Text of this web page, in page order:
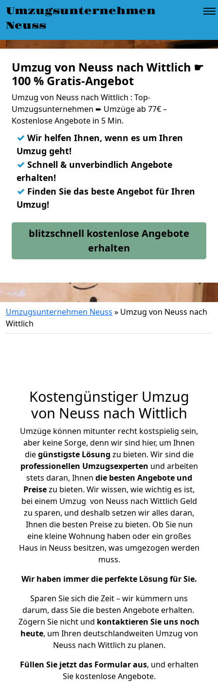
Umzugsunternehmen
Neuss
Umzug von Neuss nach Wittlich ☛
100 % Gratis-Angebot
Umzug von Neuss nach Wittlich : Top-
Umzugsunternehmen ➨ Umzüge ab 77€ –
Kostenlose Angebote in 5 Min.
✓ Wir helfen Ihnen, wenn es um Ihren
Umzug geht!
✓ Schnell & unverbindlich Angebote
erhalten!
✓ Finden Sie das beste Angebot für Ihren
Umzug!
blitzschnell kostenlose Angebote
erhalten
Umzugsunternehmen Neuss » Umzug von Neuss nach
Wittlich
Kostengünstiger Umzug
von Neuss nach Wittlich
Umzüge können mitunter recht kostspielig sein,
aber keine Sorge, denn wir sind hier, um Ihnen
diegünstigste Lösung zu bieten. Wir sind die
professionellen Umzugsexperten und arbeiten
stets daran, Ihnen die besten Angebote und
Preisezu bieten. Wir wissen, wie wichtig es ist,
bei einem Umzug von Neuss nach Wittlich Geld
zu sparen, und deshalb setzen wir alles daran,
Ihnen die besten Preise zu bieten. Ob Sie nun
eine kleine Wohnung haben oder ein großes
Haus in Neuss besitzen, was umgezogen werden
muss.
Wir haben immer die perfekte Lösung für Sie.
Sparen Sie sich die Zeit – wir kümmern uns
darum, dass Sie die besten Angebote erhalten.
Zögern Sie nicht und kontaktieren Sie uns noch
heute, um Ihren deutschlandweiten Umzug von
Neuss nach Wittlich zu planen.
Füllen Sie jetzt das Formular aus, und erhalten
Sie kostenlose Angebote.